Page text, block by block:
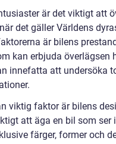
är det viktigt att
det gäller Världens
är bilens
kan erbjuda överlägsen
innefatta att undersöka
viktig faktor är bilens
att äga en bil som ser
färger, former och